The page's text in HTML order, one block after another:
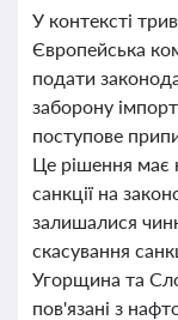
У контексті
Європейська
подати
заборону
поступове
Це рішення має
санкції на
залишалися
скасування
Угорщина та
пов'язані з